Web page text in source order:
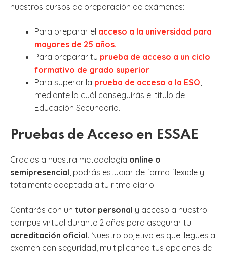
nuestros cursos de preparación de exámenes:
Para preparar el acceso a la universidad para
mayores de 25 años.
Para preparar tu prueba de acceso a un ciclo
formativo de grado superior.
Para superar la prueba de acceso a la ESO,
mediante la cuál conseguirás el título de
Educación Secundaria.
Pruebas de Acceso en ESSAE
Gracias a nuestra metodología online o
semipresencial, podrás estudiar de forma flexible y
totalmente adaptada a tu ritmo diario.
Contarás con un tutor personal y acceso a nuestro
campus virtual durante 2 años para asegurar tu
acreditación oficial. Nuestro objetivo es que llegues al
examen con seguridad, multiplicando tus opciones de